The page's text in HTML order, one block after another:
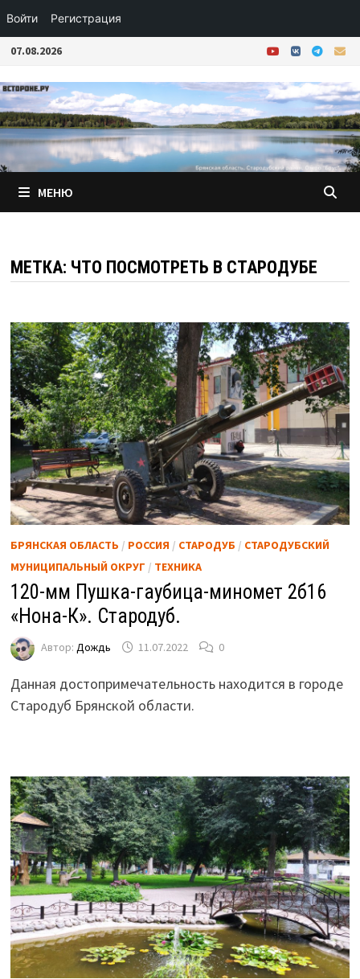
Войти Регистрация
Перейти
содержимому
07.08.2026
МЕНЮ
МЕТКА: ЧТО ПОСМОТРЕТЬ В СТАРОДУБЕ
БРЯНСКАЯ ОБЛАСТЬ / РОССИЯ / СТАРОДУБ / СТАРОДУБСКИЙ
МУНИЦИПАЛЬНЫЙ ОКРУГ / ТЕХНИКА
120-мм Пушка-гаубица-миномет 2б16
«Нона-К». Стародуб.
Автор: Дождь 11.07.2022 0
Данная достопримечательность находится в городе
Стародуб Брянской области.